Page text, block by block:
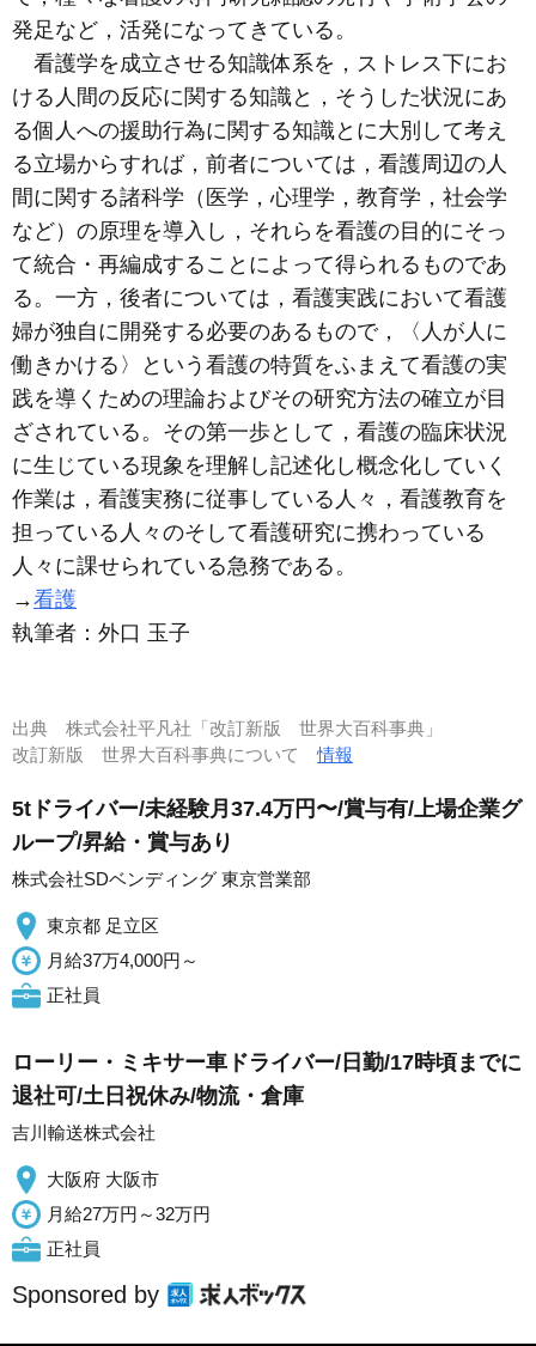
発足など，活発になってきている。
看護学を成立させる知識体系を，ストレス下にお
ける人間の反応に関する知識と，そうした状況にあ
る個人への援助行為に関する知識とに大別して考え
る立場からすれば，前者については，看護周辺の人
間に関する諸科学（医学，心理学，教育学，社会学
など）の原理を導入し，それらを看護の目的にそっ
て統合・再編成することによって得られるものであ
る。一方，後者については，看護実践において看護
婦が独自に開発する必要のあるもので，〈人が人に
働きかける〉という看護の特質をふまえて看護の実
践を導くための理論およびその研究方法の確立が目
ざされている。その第一歩として，看護の臨床状況
に生じている現象を理解し記述化し概念化していく
作業は，看護実務に従事している人々，看護教育を
担っている人々のそして看護研究に携わっている
人々に課せられている急務である。
→看護
執筆者： 外口 玉子
出典 株式会社平凡社「改訂新版 世界大百科事典」
改訂新版 世界大百科事典について情報
5tドライバー/未経験月37.4万円〜/賞与有/上場企業グ
ループ/昇給・賞与あり
株式会社SDベンディング 東京営業部
東京都 足立区
月給37万4,000円～
正社員
ローリー・ミキサー車ドライバー/日勤/17時頃までに
退社可/土日祝休み/物流・倉庫
吉川輸送株式会社
大阪府 大阪市
月給27万円～32万円
正社員
Sponsored by